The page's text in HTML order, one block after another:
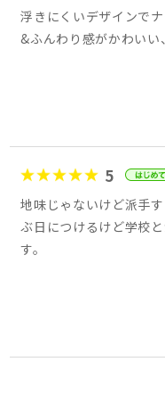
浮きにくいデザインで
&ふんわり感がかわいい
5
地味じゃないけど派手
ぶ日につけるけど学校
す。